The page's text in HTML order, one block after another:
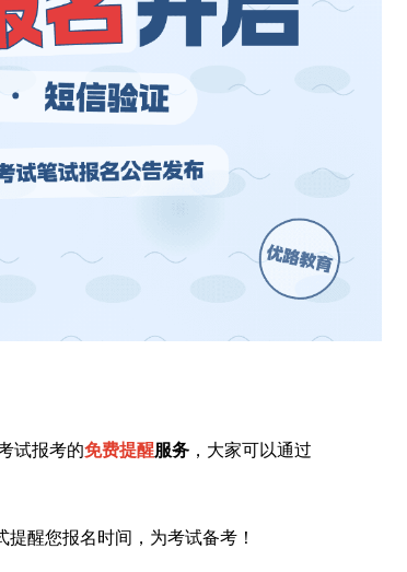
试报考的免费提醒服务 ，大家可以通过
醒您报名时间，为考试备考！